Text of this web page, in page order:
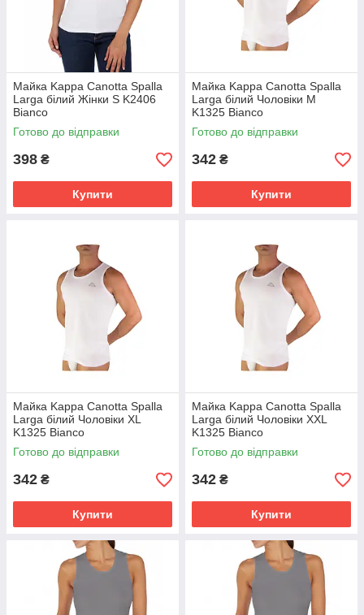
Майка Kappa Canotta Spalla
Larga білий Жінки S K2406
Bianco
Готово до відправки
398 ₴
Купити
Майка Kappa Canotta Spalla
Larga білий Чоловіки M
K1325 Bianco
Готово до відправки
342 ₴
Купити
Майка Kappa Canotta Spalla
Larga білий Чоловіки XL
K1325 Bianco
Готово до відправки
342 ₴
Купити
Майка Kappa Canotta Spalla
Larga білий Чоловіки XXL
K1325 Bianco
Готово до відправки
342 ₴
Купити